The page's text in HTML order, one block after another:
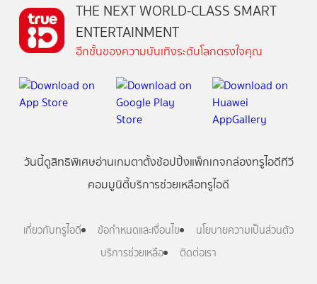
THE NEXT WORLD-CLASS SMART
ENTERTAINMENT
อีกขั้นของความบันเทิงระดับโลกตรงใจคุณ
วันนี้ดูสิทธิพิเศษอ่านเกมตาตั้งช้อปปิ้งแพ็กเกจกล่องทรูไอดีทีวี
คอมมูนิตี้บริการช่วยเหลือทรูไอดี
เกี่ยวกับทรูไอดี ข้อกำหนดและเงื่อนไข
นโยบายความเป็นส่วนตัว
บริการช่วยเหลือ
ติดต่อเรา